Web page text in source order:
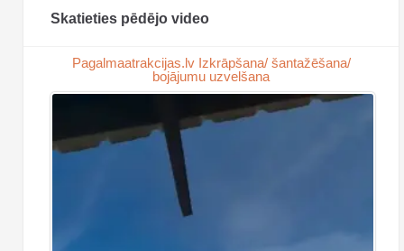
Skatieties pēdējo video
Pagalmaatrakcijas.lv Izkrāpšana/ šantažēšana/
bojājumu uzvelšana